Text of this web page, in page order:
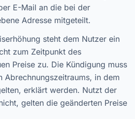
E-Mail an die bei der
Adresse mitgeteilt.
steht dem Nutzer ein
zum Zeitpunkt des
Preise zu. Die Kündigung muss
Abrechnungszeitraums, in dem
erklärt werden. Nutzt der
gelten die geänderten Preise